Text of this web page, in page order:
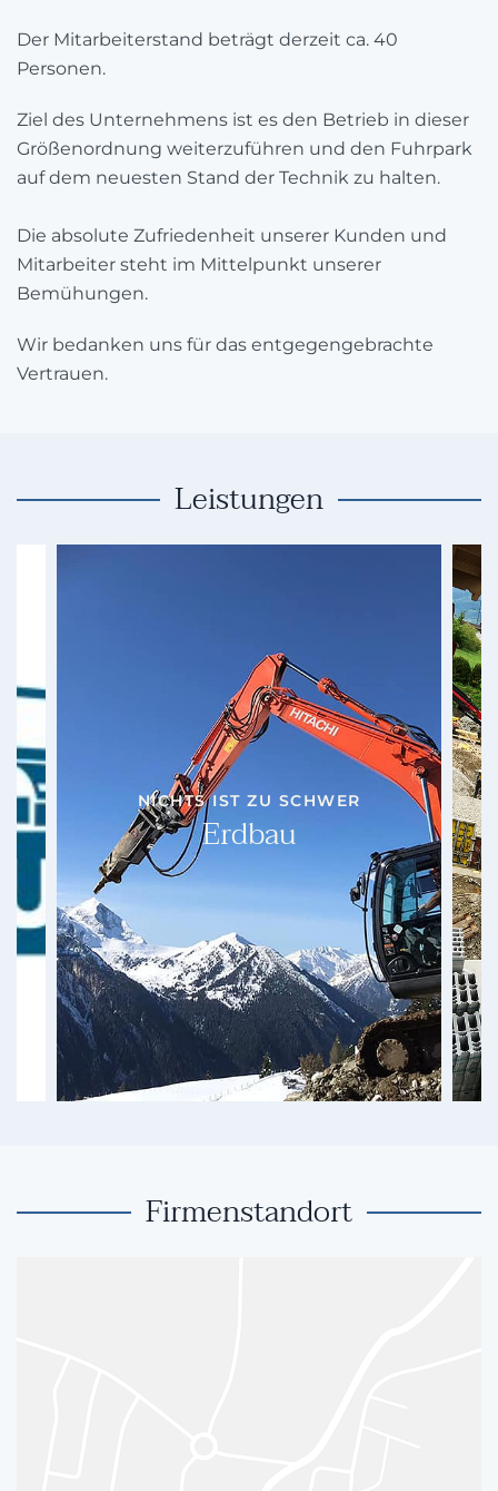
Der Mitarbeiterstand beträgt derzeit ca. 40
Personen.
Ziel des Unternehmens ist es den Betrieb in dieser
Größenordnung weiterzuführen und den Fuhrpark
auf dem neuesten Stand der Technik zu halten.
Die absolute Zufriedenheit unserer Kunden und
Mitarbeiter steht im Mittelpunkt unserer
Bemühungen.
Wir bedanken uns für das entgegengebrachte
Vertrauen.
Leistungen
NICHTS IST ZU SCHWER
Erdbau
Firmenstandort